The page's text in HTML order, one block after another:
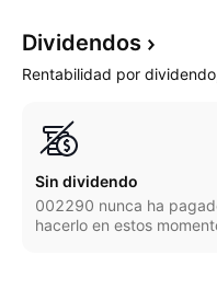
Dividendos
Rentabilidad por
Sin dividendo
002290 nunca ha
hacerlo en estos